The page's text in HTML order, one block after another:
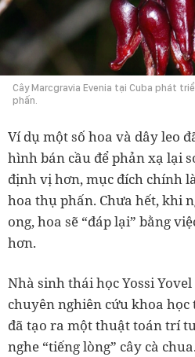
Cây Marcgravia Evenia tại Cuba phát
phấn.
Ví dụ một số hoa và dây leo
hình bán cầu để phản xạ lại
định vị hơn, mục đích chính
hoa thụ phấn. Chưa hết, khi
ong, hoa sẽ “đáp lại” bằng
hơn.
Nhà sinh thái học Yossi
chuyên nghiên cứu khoa
đã tạo ra một thuật toán trí
nghe “tiếng lòng” cây cà